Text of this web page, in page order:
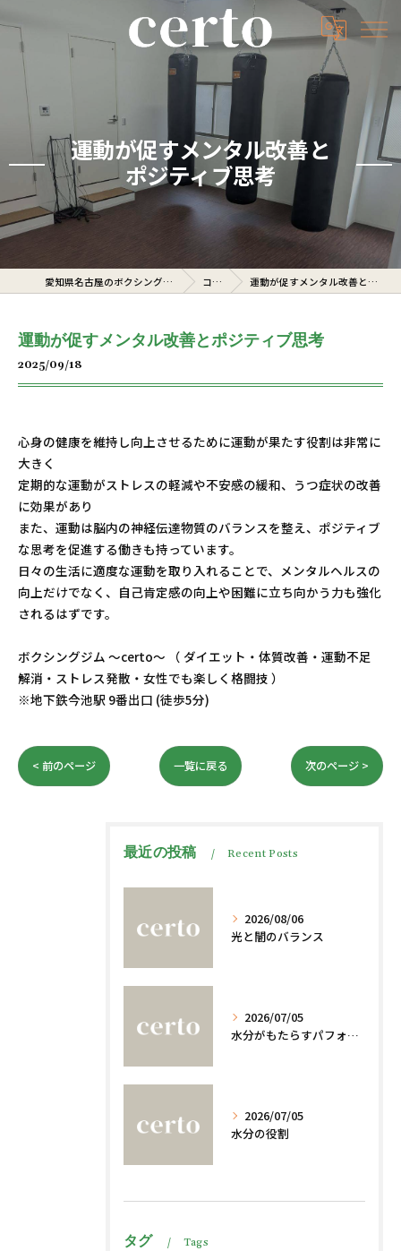
運動が促すメンタル改善と
ポジティブ思考
愛知県名古屋のボクシングジムならcerto コラム 運動が促すメンタル改善とポジティブ思考
運動が促すメンタル改善とポジティブ思考
2025/09/18
心身の健康を維持し向上させるために運動が果たす役割は非常に
大きく
定期的な運動がストレスの軽減や不安感の緩和、うつ症状の改善
に効果があり
また、運動は脳内の神経伝達物質のバランスを整え、ポジティブ
な思考を促進する働きも持っています。
日々の生活に適度な運動を取り入れることで、メンタルヘルスの
向上だけでなく、自己肯定感の向上や困難に立ち向かう力も強化
されるはずです。
ボクシングジム 〜certo〜 （ ダイエット・体質改善・運動不足
解消・ストレス発散・女性でも楽しく格闘技 ）
※地下鉄今池駅 9番出口 (徒歩5分)
< 前のページ 一覧に戻る 次のページ >
最近の投稿 Recent Posts
2026/08/06
光と闇のバランス
2026/07/05
水分がもたらすパフォーマンスへの影響
2026/07/05
水分の役割
タグ Tags